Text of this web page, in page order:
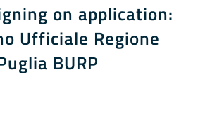
on application:
Ufficiale Regione
BURP